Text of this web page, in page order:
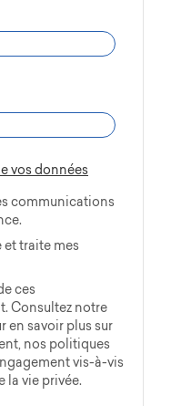
vos données
communications
traite mes
ces
Consultez notre
en savoir plus sur
nos politiques
vis-à-vis
la vie privée.